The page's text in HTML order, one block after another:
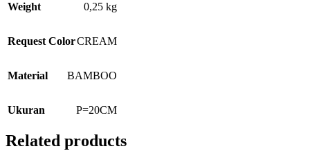
Weight
0,25 kg
Request ColorCREAM
Material BAMBOO
Ukuran P=20CM
Related products